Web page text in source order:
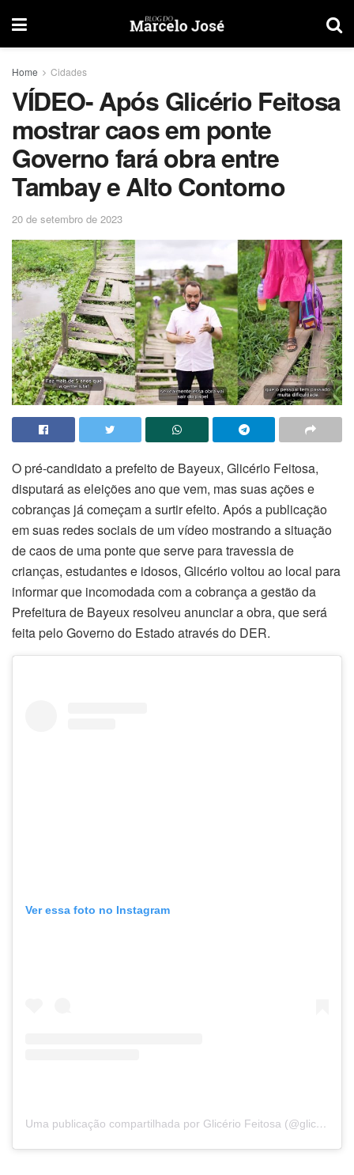
Home Cidades
VÍDEO- Após Glicério Feitosa
mostrar caos em ponte
Governo fará obra entre
Tambay e Alto Contorno
20 de setembro de 2023
O pré-candidato a prefeito de Bayeux, Glicério Feitosa,
disputará as eleições ano que vem, mas suas ações e
cobranças já começam a surtir efeito. Após a publicação
em suas redes sociais de um vídeo mostrando a situação
de caos de uma ponte que serve para travessia de
crianças, estudantes e idosos, Glicério voltou ao local para
informar que incomodada com a cobrança a gestão da
Prefeitura de Bayeux resolveu anunciar a obra, que será
feita pelo Governo do Estado através do DER.
Ver essa foto no Instagram
Uma publicação compartilhada por Glicério Feitosa (@glicerio.feitosa)